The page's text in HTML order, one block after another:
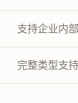
支持企业内
完整类型支